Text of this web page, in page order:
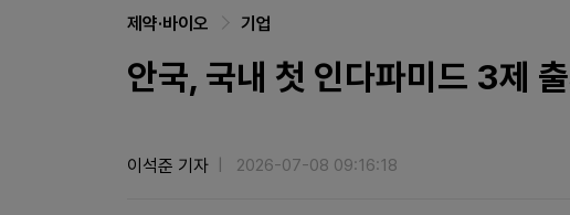
제약·바이오 기업
안국, 국내 첫 인다파미드 3제
이석준 기자 2026-07-08 09:16:18